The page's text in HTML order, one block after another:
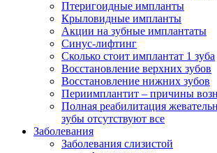
Птеригоидные импланты
Крыловидные импланты
Акции на зубные имплантаты
Синус-лифтинг
Сколько стоит имплантат 1 зуба
Восстановление верхних зубов
Восстановление нижних зубов
Периимплантит – причины
Полная реабилитация
зубы отсутствуют все
Заболевания
Заболевания слизистой